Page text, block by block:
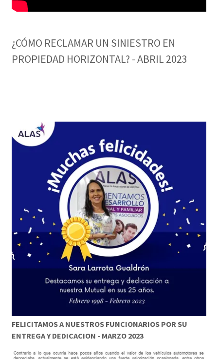
¿CÓMO RECLAMAR UN SINIESTRO EN
PROPIEDAD HORIZONTAL? - ABRIL 2023
FELICITAMOS A NUESTROS FUNCIONARIOS POR SU
ENTREGA Y DEDICACION - MARZO 2023